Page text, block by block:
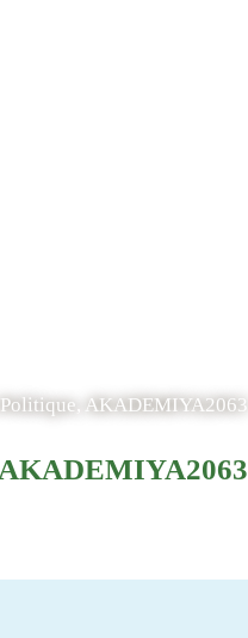
AKADEMIYA2063